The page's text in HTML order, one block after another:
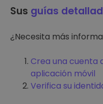
Sus guías
¿Necesita más
Crea una cuenta
aplicación móvil
Verifica su